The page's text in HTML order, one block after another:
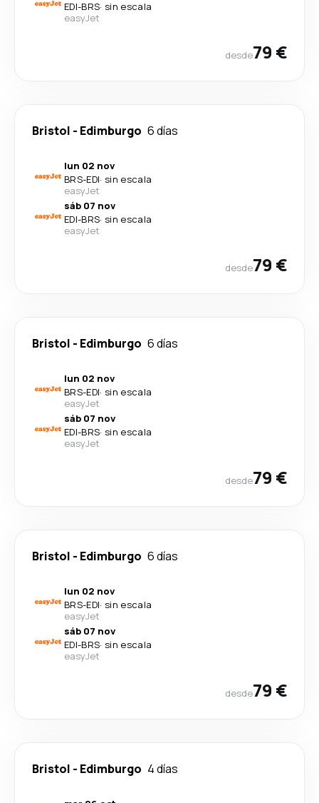
EDI-BRS· sin escala
easyJet
desde79 €
Bristol - Edimburgo 6 días
lun 02 nov
BRS-EDI· sin escala
easyJet
sáb 07 nov
EDI-BRS· sin escala
easyJet
desde79 €
Bristol - Edimburgo 6 días
lun 02 nov
BRS-EDI· sin escala
easyJet
sáb 07 nov
EDI-BRS· sin escala
easyJet
desde79 €
Bristol - Edimburgo 6 días
lun 02 nov
BRS-EDI· sin escala
easyJet
sáb 07 nov
EDI-BRS· sin escala
easyJet
desde79 €
Bristol - Edimburgo 4 días